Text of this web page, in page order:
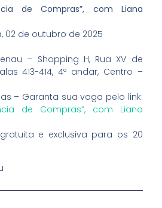
de Compras”, com Liana
02 de outubro de 2025
– Shopping H, Rua XV de
413-414, 4º andar, Centro –
– Garanta sua vaga pelo link:
de Compras”, com Liana
e exclusiva para os 20